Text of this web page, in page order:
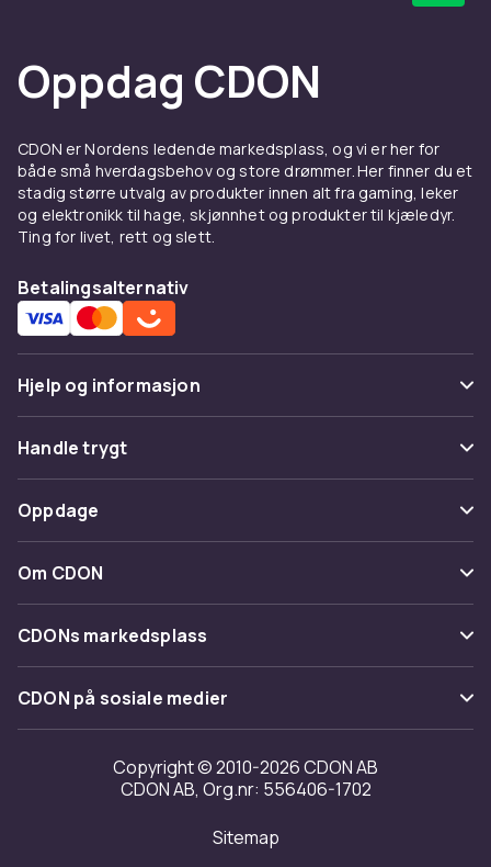
Oppdag CDON
CDON er Nordens ledende markedsplass, og vi er her for
både små hverdagsbehov og store drømmer. Her finner du et
stadig større utvalg av produkter innen alt fra gaming, leker
og elektronikk til hage, skjønnhet og produkter til kjæledyr.
Ting for livet, rett og slett.
Betalingsalternativ
Hjelp og informasjon
Vanlige spørsmål
Spor pakke
Angre & returner her
Kontakt oss
Handle trygt
Betaling
Levering
Tilbakekallinger
Oppdage
Kategorier
Varemerker
Om CDON
Om oss
Kundeanmeldelser
Jobbe på CDON
Investor relations
Tilgjengelighet
CDONs markedsplass
Merchant Help Center
CDON på sosiale medier
Copyright © 2010-2026 CDON AB
CDON AB, Org.nr: 556406-1702
Sitemap